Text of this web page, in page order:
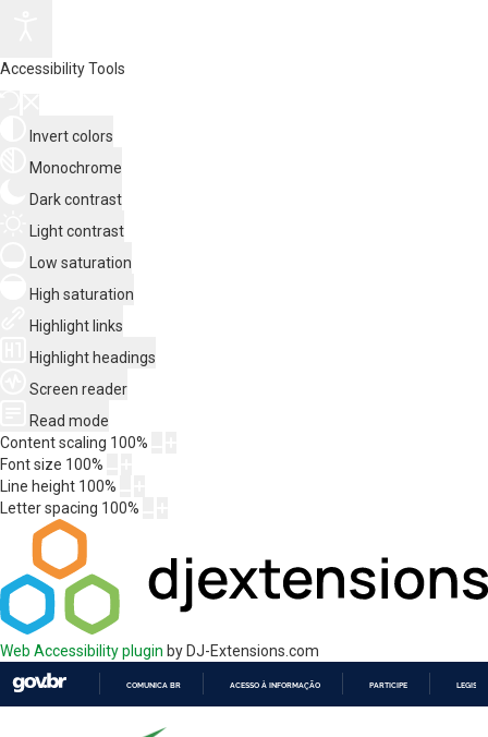
Accessibility Tools
Invert colors
Monochrome
Dark contrast
Light contrast
Low saturation
High saturation
Highlight links
Highlight headings
Screen reader
Read mode
Content scaling 100%
Font size 100%
Line height 100%
Letter spacing 100%
Web Accessibility plugin by DJ-Extensions.com
COMUNICA BR ACESSO À INFORMAÇÃO PARTICIPE